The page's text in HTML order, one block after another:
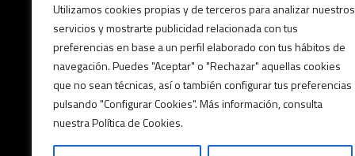
Utilizamos cookies propias y de terceros para analizar nuestros
servicios y mostrarte publicidad relacionada con tus
preferencias en base a un perfil elaborado con tus hábitos de
navegación. Puedes "Aceptar" o "Rechazar" aquellas cookies
que no sean técnicas, así o también configurar tus preferencias
pulsando "Configurar Cookies". Más información, consulta
nuestra Política de Cookies.
Experts en administració de comunitats, lloguers,
assessorament jurídic immobiliari i gestió patrimonial.
Posts by FabraFinques